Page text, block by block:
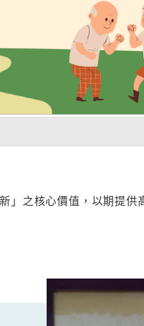
」之核心價值，以期提供